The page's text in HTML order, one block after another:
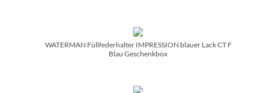
WATERMAN Füllfederhalter IMPRESSION blauer Lack CT F
Blau Geschenkbox